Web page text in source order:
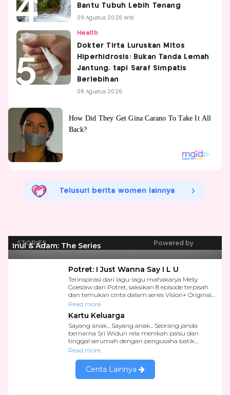
Bantu Tubuh Lebih Tenang
09 Agustus 2026 WIB
Health
Dokter Tirta Luruskan Mitos
Hiperhidrosis: Bukan Tanda Lemah
Jantung, tapi Saraf Simpatis
Berlebihan
08 Agustus 2026
Telusuri berita women lainnya